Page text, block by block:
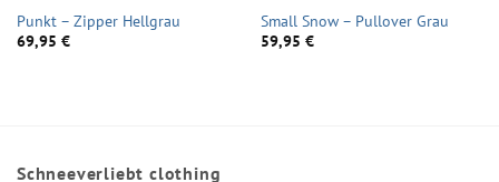
Punkt – Zipper Hellgrau
69,95 €
Small Snow – Pullover Grau
59,95 €
Schneeverliebt clothing